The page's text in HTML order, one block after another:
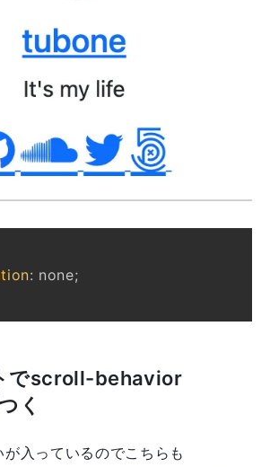
: none;
でscroll-behavior
く
入っているのでこちらも